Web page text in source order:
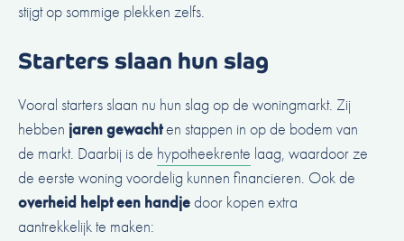
stijgt op sommige plekken zelfs.
Starters slaan hun slag
Vooral starters slaan nu hun slag op de woningmarkt. Zij
hebben jaren gewachten stappen in op de bodem van
de markt. Daarbij is de hypotheekrente laag, waardoor ze
de eerste woning voordelig kunnen financieren. Ook de
overheid helpt een handjedoor kopen extra
aantrekkelijk te maken: